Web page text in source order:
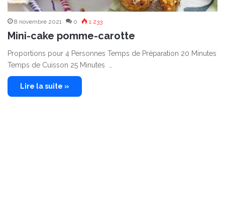
8 novembre 2021 0 1 233
Mini-cake pomme-carotte
Proportions pour 4 Personnes Temps de Préparation 20 Minutes
Temps de Cuisson 25 Minutes …
Lire la suite »